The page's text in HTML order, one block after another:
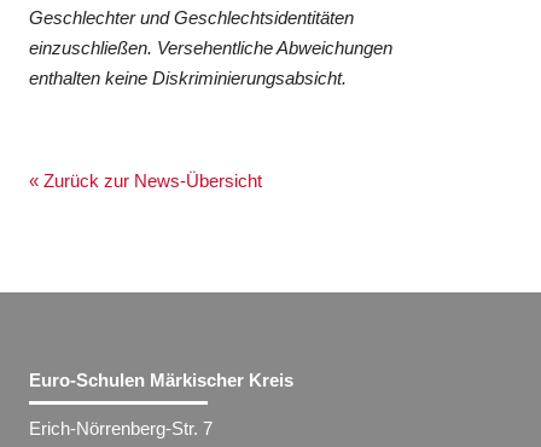
Geschlechter und Geschlechtsidentitäten
einzuschließen. Versehentliche Abweichungen
enthalten keine Diskriminierungsabsicht.
« Zurück zur News-Übersicht
Euro-Schulen Märkischer Kreis
Erich-Nörrenberg-Str. 7